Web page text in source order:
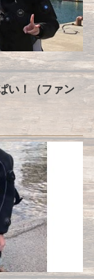
い！（ファン